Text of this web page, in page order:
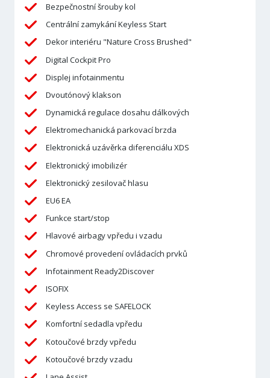
Bezpečnostní šrouby kol
Centrální zamykání Keyless Start
Dekor interiéru "Nature Cross Brushed"
Digital Cockpit Pro
Displej infotainmentu
Dvoutónový klakson
Dynamická regulace dosahu dálkových
Elektromechanická parkovací brzda
Elektronická uzávěrka diferenciálu XDS
Elektronický imobilizér
Elektronický zesilovač hlasu
EU6 EA
Funkce start/stop
Hlavové airbagy vpředu i vzadu
Chromové provedení ovládacích prvků
Infotainment Ready2Discover
ISOFIX
Keyless Access se SAFELOCK
Komfortní sedadla vpředu
Kotoučové brzdy vpředu
Kotoučové brzdy vzadu